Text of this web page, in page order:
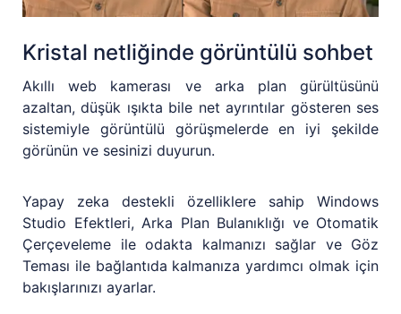
Kristal netliğinde görüntülü sohbet
Akıllı web kamerası ve arka plan gürültüsünü
azaltan, düşük ışıkta bile net ayrıntılar gösteren ses
sistemiyle görüntülü görüşmelerde en iyi şekilde
görünün ve sesinizi duyurun.
Yapay zeka destekli özelliklere sahip Windows
Studio Efektleri, Arka Plan Bulanıklığı ve Otomatik
Çerçeveleme ile odakta kalmanızı sağlar ve Göz
Teması ile bağlantıda kalmanıza yardımcı olmak için
bakışlarınızı ayarlar.